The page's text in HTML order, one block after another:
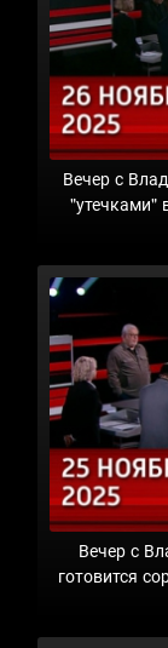
Вечер с
"утечками"
Вечер с
готовится